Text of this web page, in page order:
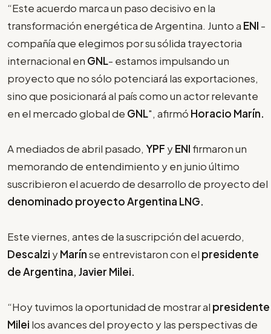
“Este acuerdo marca un paso decisivo en la
transformación energética de Argentina. Junto a ENI -
compañía que elegimos por su sólida trayectoria
internacional en GNL- estamos impulsando un
proyecto que no sólo potenciará las exportaciones,
sino que posicionará al país como un actor relevante
en el mercado global de GNL", afirmó Horacio Marín.
A mediados de abril pasado, YPF yENI firmaron un
memorando de entendimiento y en junio último
suscribieron el acuerdo de desarrollo de proyecto del
denominado proyecto Argentina LNG.
Este viernes, antes de la suscripción del acuerdo,
Descalzi yMarínse entrevistaron con el presidente
de Argentina, Javier Milei.
“Hoy tuvimos la oportunidad de mostrar al presidente
Milei los avances del proyecto y las perspectivas de